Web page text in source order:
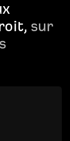
sur